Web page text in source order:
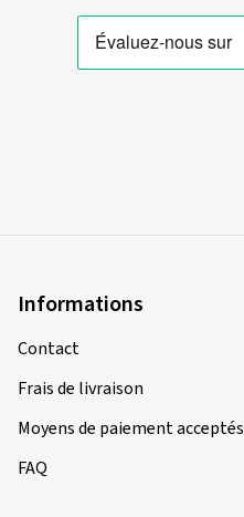
Informations
Contact
Frais de livraison
Moyens de paiement acceptés
FAQ